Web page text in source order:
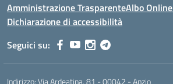
Amministrazione TrasparenteAlbo Online
Dichiarazione di accessibilità
Seguici su:
Indirizzo:Via Ardeatina, 81 - 00042 - Anzio